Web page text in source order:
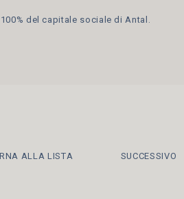
del capitale sociale di Antal.
ALLA LISTA SUCCESSIVO